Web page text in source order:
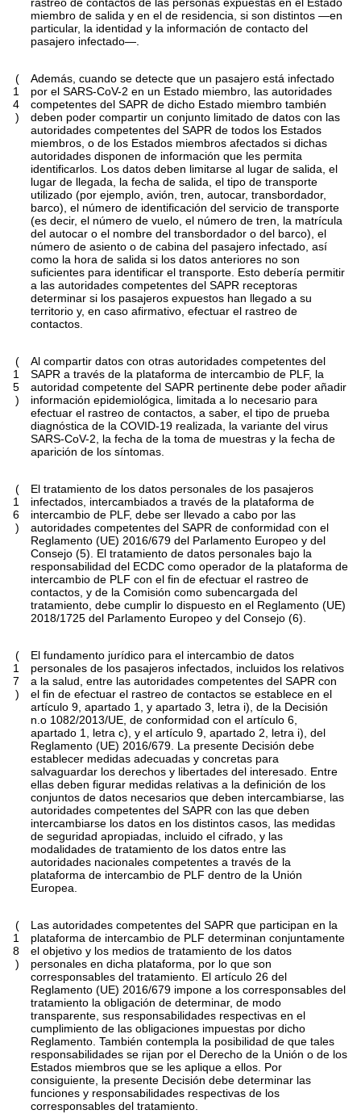
rastreo de contactos de las personas expuestas en el Estado
miembro de salida y en el de residencia, si son distintos —en
particular, la identidad y la información de contacto del
pasajero infectado—.
(
1
4
)
Además, cuando se detecte que un pasajero está infectado
por el SARS-CoV-2 en un Estado miembro, las autoridades
competentes del SAPR de dicho Estado miembro también
deben poder compartir un conjunto limitado de datos con las
autoridades competentes del SAPR de todos los Estados
miembros, o de los Estados miembros afectados si dichas
autoridades disponen de información que les permita
identificarlos. Los datos deben limitarse al lugar de salida, el
lugar de llegada, la fecha de salida, el tipo de transporte
utilizado (por ejemplo, avión, tren, autocar, transbordador,
barco), el número de identificación del servicio de transporte
(es decir, el número de vuelo, el número de tren, la matrícula
del autocar o el nombre del transbordador o del barco), el
número de asiento o de cabina del pasajero infectado, así
como la hora de salida si los datos anteriores no son
suficientes para identificar el transporte. Esto debería permitir
a las autoridades competentes del SAPR receptoras
determinar si los pasajeros expuestos han llegado a su
territorio y, en caso afirmativo, efectuar el rastreo de
contactos.
(
1
5
)
Al compartir datos con otras autoridades competentes del
SAPR a través de la plataforma de intercambio de PLF, la
autoridad competente del SAPR pertinente debe poder añadir
información epidemiológica, limitada a lo necesario para
efectuar el rastreo de contactos, a saber, el tipo de prueba
diagnóstica de la COVID-19 realizada, la variante del virus
SARS-CoV-2, la fecha de la toma de muestras y la fecha de
aparición de los síntomas.
(
1
6
)
El tratamiento de los datos personales de los pasajeros
infectados, intercambiados a través de la plataforma de
intercambio de PLF, debe ser llevado a cabo por las
autoridades competentes del SAPR de conformidad con el
Reglamento (UE) 2016/679 del Parlamento Europeo y del
Consejo(5). El tratamiento de datos personales bajo la
responsabilidad del ECDC como operador de la plataforma de
intercambio de PLF con el fin de efectuar el rastreo de
contactos, y de la Comisión como subencargada del
tratamiento, debe cumplir lo dispuesto en el Reglamento (UE)
2018/1725 del Parlamento Europeo y del Consejo(6).
(
1
7
)
El fundamento jurídico para el intercambio de datos
personales de los pasajeros infectados, incluidos los relativos
a la salud, entre las autoridades competentes del SAPR con
el fin de efectuar el rastreo de contactos se establece en el
artículo 9, apartado 1, y apartado 3, letra i), de la Decisión
n.o 1082/2013/UE, de conformidad con el artículo 6,
apartado 1, letra c), y el artículo 9, apartado 2, letra i), del
Reglamento (UE) 2016/679. La presente Decisión debe
establecer medidas adecuadas y concretas para
salvaguardar los derechos y libertades del interesado. Entre
ellas deben figurar medidas relativas a la definición de los
conjuntos de datos necesarios que deben intercambiarse, las
autoridades competentes del SAPR con las que deben
intercambiarse los datos en los distintos casos, las medidas
de seguridad apropiadas, incluido el cifrado, y las
modalidades de tratamiento de los datos entre las
autoridades nacionales competentes a través de la
plataforma de intercambio de PLF dentro de la Unión
Europea.
(
1
8
)
Las autoridades competentes del SAPR que participan en la
plataforma de intercambio de PLF determinan conjuntamente
el objetivo y los medios de tratamiento de los datos
personales en dicha plataforma, por lo que son
corresponsables del tratamiento. El artículo 26 del
Reglamento (UE) 2016/679 impone a los corresponsables del
tratamiento la obligación de determinar, de modo
transparente, sus responsabilidades respectivas en el
cumplimiento de las obligaciones impuestas por dicho
Reglamento. También contempla la posibilidad de que tales
responsabilidades se rijan por el Derecho de la Unión o de los
Estados miembros que se les aplique a ellos. Por
consiguiente, la presente Decisión debe determinar las
funciones y responsabilidades respectivas de los
corresponsables del tratamiento.